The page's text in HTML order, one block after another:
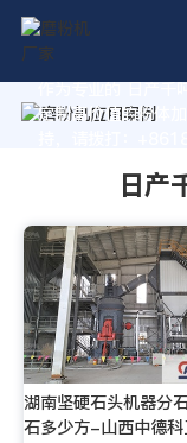
作为专业的 日产千
定制高价值的粉体
日产
湖南坚硬石头机器分
石多少方-山西中德